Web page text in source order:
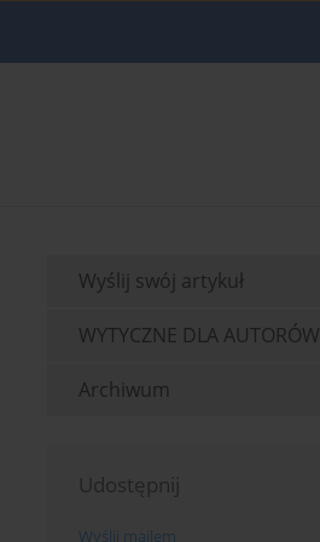
Wyślij swój artykuł
WYTYCZNE DLA AUTORÓW
Archiwum
Udostępnij
Wyślij mailem